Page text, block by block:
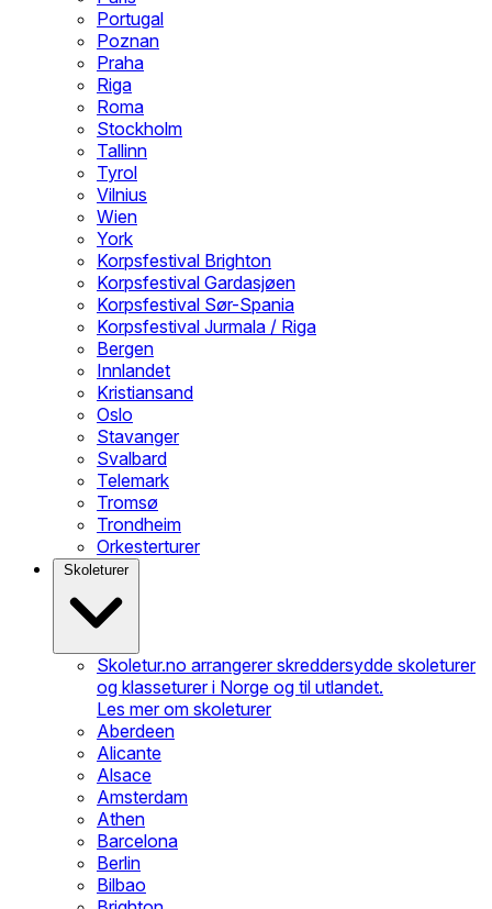
Portugal
Poznan
Praha
Riga
Roma
Stockholm
Tallinn
Tyrol
Vilnius
Wien
York
Korpsfestival Brighton
Korpsfestival Gardasjøen
Korpsfestival Sør-Spania
Korpsfestival Jurmala / Riga
Bergen
Innlandet
Kristiansand
Oslo
Stavanger
Svalbard
Telemark
Tromsø
Trondheim
Orkesterturer
Skoleturer
Skoletur.no arrangerer skreddersydde skoleturer
og klasseturer i Norge og til utlandet.
Les mer om skoleturer
Aberdeen
Alicante
Alsace
Amsterdam
Athen
Barcelona
Berlin
Bilbao